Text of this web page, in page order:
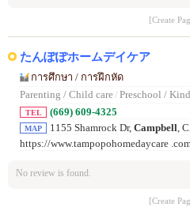
[Create
たんぽぽホームデイケア
การศึกษา / การฝึกหัด
Parenting / Child care/ Preschool /
TEL (669) 609-4325
MAP 1155 Shamrock Dr, Campbell,
https://www.tampopohomedaycare
No review is found.
[Create